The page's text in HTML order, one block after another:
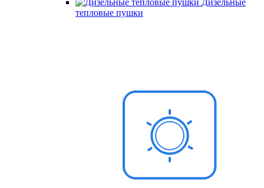
Дизельные
тепловые пушки